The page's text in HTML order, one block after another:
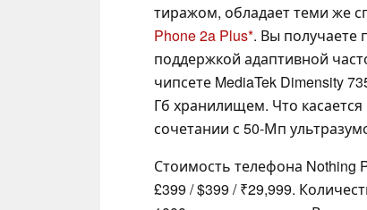
тиражом, обладает теми же
Phone 2a Plus . Вы получаете
поддержкой адаптивной
чипсете MediaTek Dimensity
Гб хранилищем. Что
сочетании с 50-Мп
Стоимость телефона Nothing
£399 / $399 / ₹29,999.